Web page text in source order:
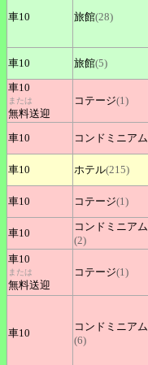
車10 旅館(28)
車10 旅館(5)
車10
または
無料送迎
コテージ(1)
車10 コンドミニアム
車10 ホテル(215)
車10
コテージ(1)
車10
コンドミニアム
(2)
車10
または
無料送迎
コテージ(1)
車10
コンドミニアム
(6)